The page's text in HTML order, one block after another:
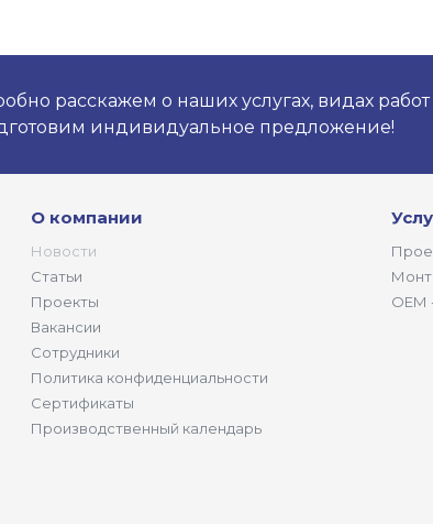
расскажем о наших услугах, видах
индивидуальное предложение!
О компании
Новости
Статьи
Проекты
Вакансии
Сотрудники
Политика конфиденциальности
Сертификаты
Производственный календарь
ОЕМ